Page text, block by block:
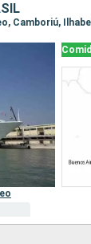
Camboriú,